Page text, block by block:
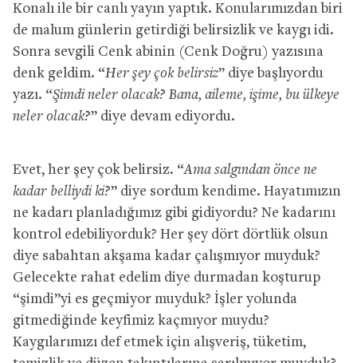
Konalı ile bir canlı yayın yaptık. Konularımızdan biri
de malum günlerin getirdiği belirsizlik ve kaygı idi.
Sonra sevgili Cenk abinin (Cenk Doğru) yazısına
denk geldim. “Her şey çok belirsiz” diye başlıyordu
yazı. “Şimdi neler olacak? Bana, aileme, işime, bu ülkeye
neler olacak?” diye devam ediyordu.
Evet, her şey çok belirsiz. “Ama salgından önce ne
kadar belliydi ki?” diye sordum kendime. Hayatımızın
ne kadarı planladığımız gibi gidiyordu? Ne kadarını
kontrol edebiliyorduk? Her şey dört dörtlük olsun
diye sabahtan akşama kadar çalışmıyor muyduk?
Gelecekte rahat edelim diye durmadan koşturup
“şimdi”yi es geçmiyor muyduk? İşler yolunda
gitmediğinde keyfimiz kaçmıyor muydu?
Kaygılarımızı def etmek için alışveriş, tüketim,